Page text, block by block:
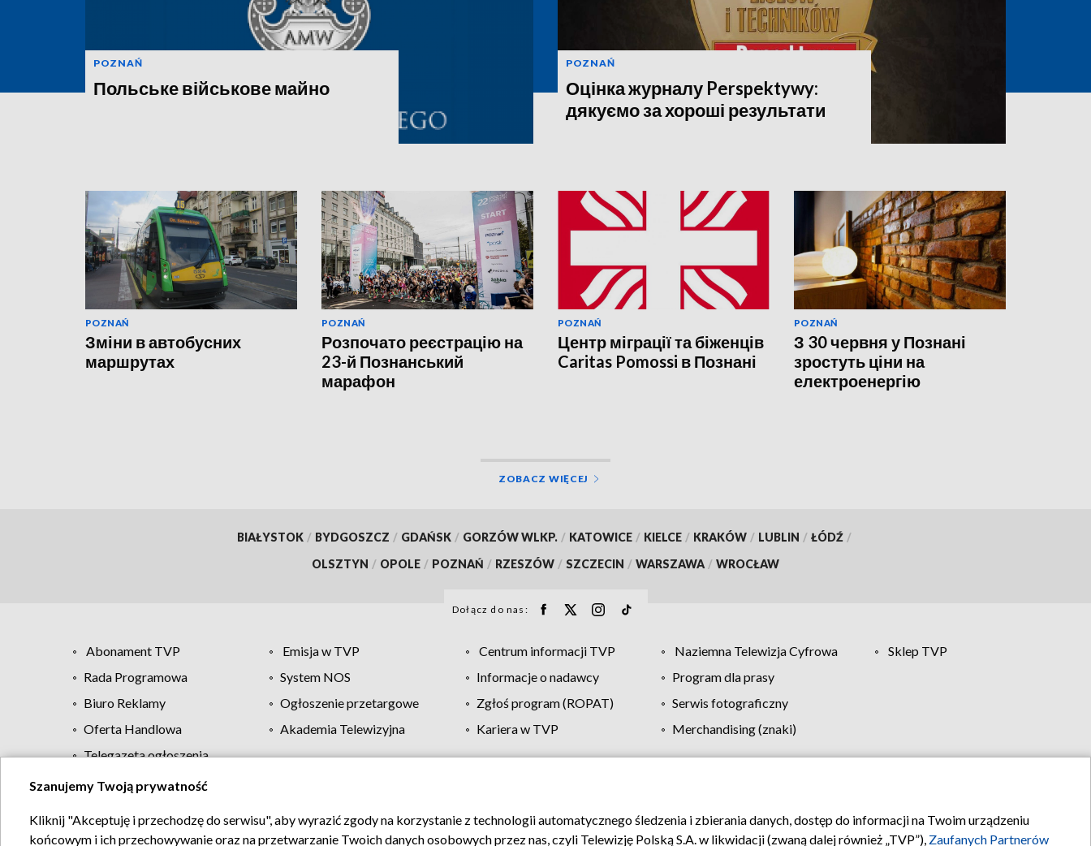
POZNAŃ
Польське військове майно
POZNAŃ
Оцінка журналу Perspektywy:
дякуємо за хороші результати
POZNAŃ
Зміни в автобусних
маршрутах
POZNAŃ
Розпочато реєстрацію на
23-й Познанський
марафон
POZNAŃ
Центр міграції та біженців
Caritas Pomossi в Познані
POZNAŃ
З 30 червня у Познані
зростуть ціни на
електроенергію
ZOBACZ WIĘCEJ
BIAŁYSTOK / BYDGOSZCZ / GDAŃSK / GORZÓW WLKP. / KATOWICE / KIELCE / KRAKÓW / LUBLIN / ŁÓDŹ /
OLSZTYN / OPOLE / POZNAŃ / RZESZÓW / SZCZECIN / WARSZAWA / WROCŁAW
Dołącz do nas:
Abonament TVP Emisja w TVP Centrum informacji TVP Naziemna Telewizja Cyfrowa
Sklep TVP
Rada Programowa
System NOS Informacje o nadawcy
Program dla prasy
Biuro Reklamy
Ogłoszenie przetargowe Zgłoś program (ROPAT)
Serwis fotograficzny
Oferta Handlowa
Akademia Telewizyjna Kariera w TVP
Merchandising (znaki)
Telegazeta ogłoszenia
Regulamin TVP Polityka prywatności Moje zgody Pomoc Biuro reklamy Kontakt
Szanujemy Twoją prywatność
Kliknij "Akceptuję i przechodzę do serwisu", aby wyrazić zgody na korzystanie z technologii automatycznego śledzenia i zbierania danych, dostęp do informacji na Twoim urządzeniu
końcowym i ich przechowywanie oraz na przetwarzanie Twoich danych osobowych przez nas, czyli Telewizję Polską S.A. w likwidacji (zwaną dalej również „TVP”), Zaufanych Partnerów